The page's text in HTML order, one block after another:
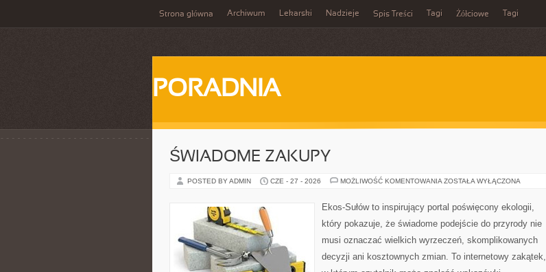
Strona główna Archiwum Lekarski Nadzieje Spis Treści Tagi Żółciowe Tagi
PORADNIA
ŚWIADOME ZAKUPY
POSTED BY ADMIN CZE - 27 - 2026 MOŻLIWOŚĆ KOMENTOWANIA ŚWIADOME
ZOSTAŁA WYŁĄCZONA
Ekos-Sułów to inspirujący portal poświęcony ekologii,
który pokazuje, że świadome podejście do przyrody nie
musi oznaczać wielkich wyrzeczeń, skomplikowanych
decyzji ani kosztownych zmian. To internetowy zakątek,